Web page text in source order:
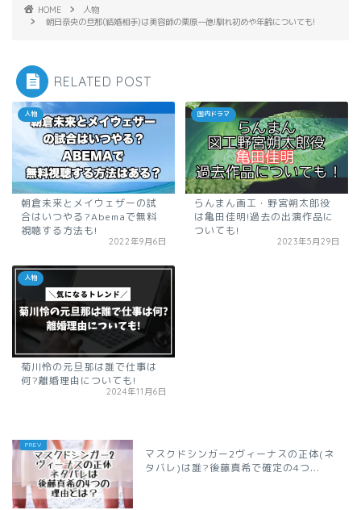
HOME
人物
朝日奈央の旦那(結婚相手)は美容師の栗原一徳!馴れ初めや年齢についても!
RELATED POST
人物
朝倉未来とメイウェザーの試
合はいつやる?Abemaで無料
視聴する方法も!
2022年9月6日
国内ドラマ
らんまん画工・野宮朔太郎役
は亀田佳明!過去の出演作品に
ついても!
2023年5月29日
人物
菊川怜の元旦那は誰で仕事は
何?離婚理由についても!
2024年11月6日
マスクドシンガー2ヴィーナスの正体(ネ
タバレ)は誰?後藤真希で確定の4つ...